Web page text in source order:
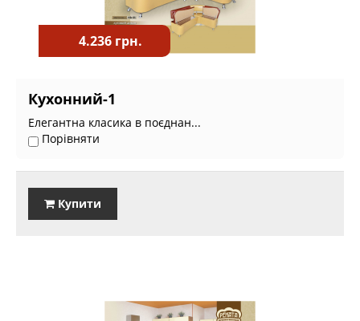
4.236 грн.
Кухонний-1
Елегантна класика в поєднан...
Порівняти
Купити